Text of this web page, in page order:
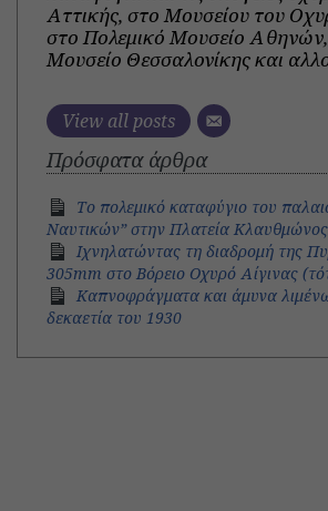
Αττικής, στο Μουσείου του
στο Πολεμικό Μουσείο
Μουσείο Θεσσαλονίκης και
View all posts
Πρόσφατα άρθρα
Το πολεμικό καταφύγιο του
Ναυτικών” στην Πλατεία
Ιχνηλατώντας τη διαδρομή της
305mm στο Βόρειο Οχυρό Αίγινας
Καπνοφράγματα και άμυνα
δεκαετία του 1930